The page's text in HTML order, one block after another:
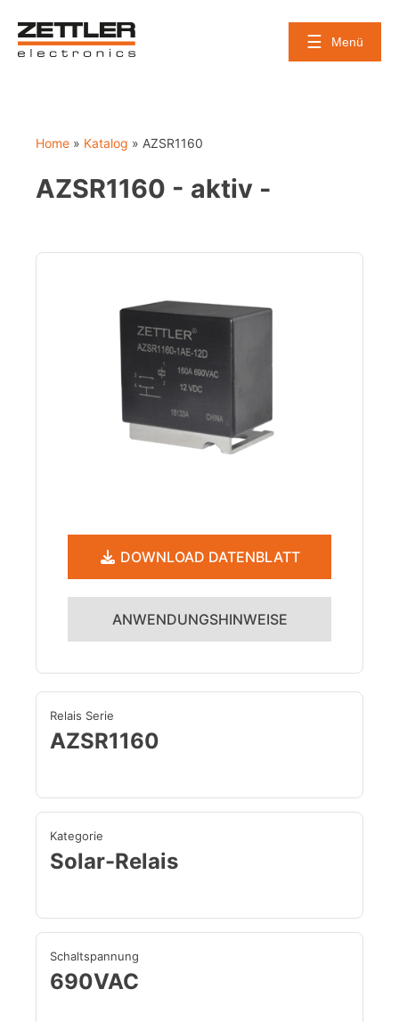
content
Menü
Home » Katalog » AZSR1160
AZSR1160 - aktiv -
DOWNLOAD DATENBLATT
ANWENDUNGSHINWEISE
Relais Serie
AZSR1160
Kategorie
Solar-Relais
Schaltspannung
690VAC